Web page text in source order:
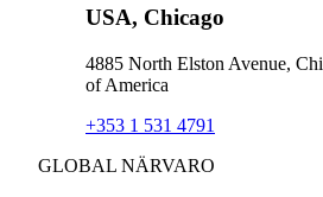
USA, Chicago
4885 North Elston Avenue,
of America
+353 1 531 4791
GLOBAL NÄRVARO